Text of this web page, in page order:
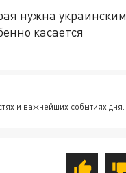
нужна украинским
касается
и важнейших событиях дня.